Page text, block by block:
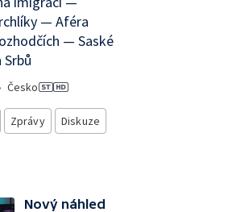
— Aféra
— Saské
Česko
Zprávy Diskuze
Nový náhled